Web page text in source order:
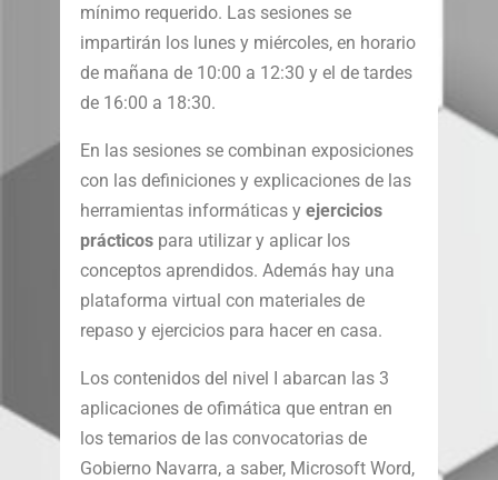
mínimo requerido. Las sesiones se
impartirán los lunes y miércoles, en horario
de mañana de 10:00 a 12:30 y el de tardes
de 16:00 a 18:30.
En las sesiones se combinan exposiciones
con las definiciones y explicaciones de las
herramientas informáticas yejercicios
prácticos para utilizar y aplicar los
conceptos aprendidos. Además hay una
plataforma virtual con materiales de
repaso y ejercicios para hacer en casa.
Los contenidos del nivel I abarcan las 3
aplicaciones de ofimática que entran en
los temarios de las convocatorias de
Gobierno Navarra, a saber, Microsoft Word,